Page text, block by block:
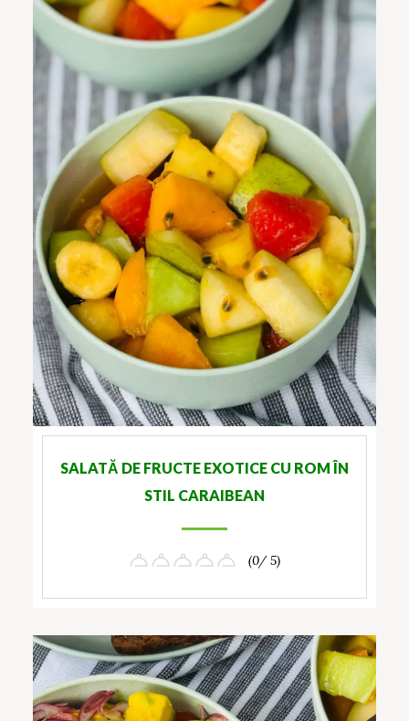
SALATĂ DE FRUCTE EXOTICE CU ROM ÎN
STIL CARAIBEAN
(0/ 5)